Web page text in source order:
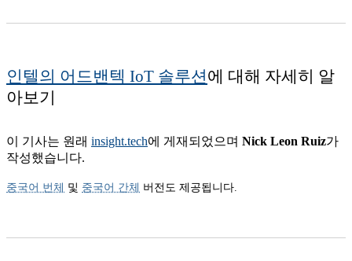
인텔의 어드밴텍 IoT 솔루션에 대해 자세히 알
아보기
이 기사는 원래 insight.tech에 게재되었으며 Nick Leon Ruiz가
작성했습니다.
중국어 번체 및 중국어 간체 버전도 제공됩니다.